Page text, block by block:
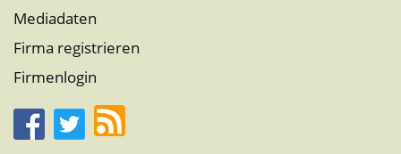
Mediadaten
Firma registrieren
Firmenlogin